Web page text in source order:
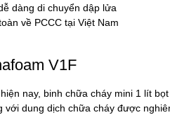
dàng di chuyển dập lửa
về PCCC tại Việt Nam
V1F
nay, binh chữa cháy mini 1 lít
dung dịch chữa cháy được